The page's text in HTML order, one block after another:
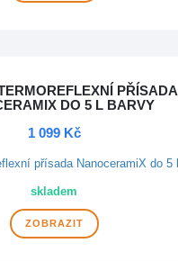
PŘÍSADA
DO 5 L BARVY
1 099 Kč
skladem
ZOBRAZIT